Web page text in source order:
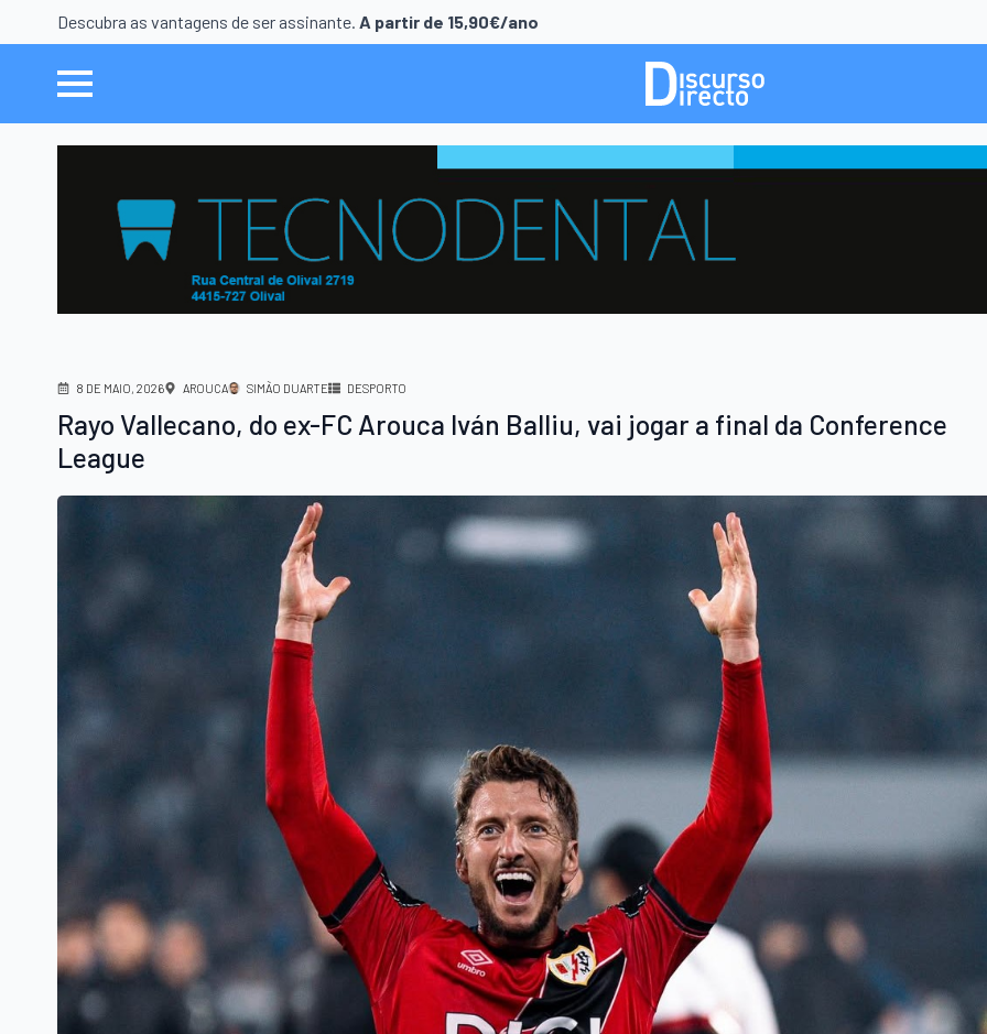
Descubra as vantagens de ser assinante. A partir de 15,90€/ano
8 DE MAIO, 2026 AROUCA SIMÃO DUARTE DESPORTO
Rayo Vallecano, do ex-FC Arouca Iván Balliu, vai jogar a final da Conference
League